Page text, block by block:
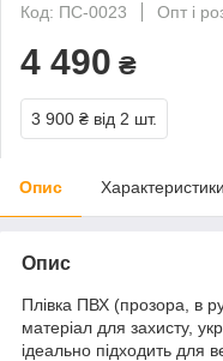
Код: ПС-0023
Опт і
4 490 ₴
3 900 ₴ від 2 шт.
Опис Характеристики
Опис
Плівка ПВХ (прозора, в
матеріал для захисту,
ідеально підходить для